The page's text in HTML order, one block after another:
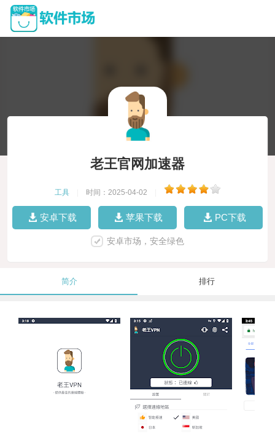
老王官网加速器
工具 时间：2025-04-02
安卓下载 苹果下载 PC下载
安卓市场，安全绿色
简介 排行